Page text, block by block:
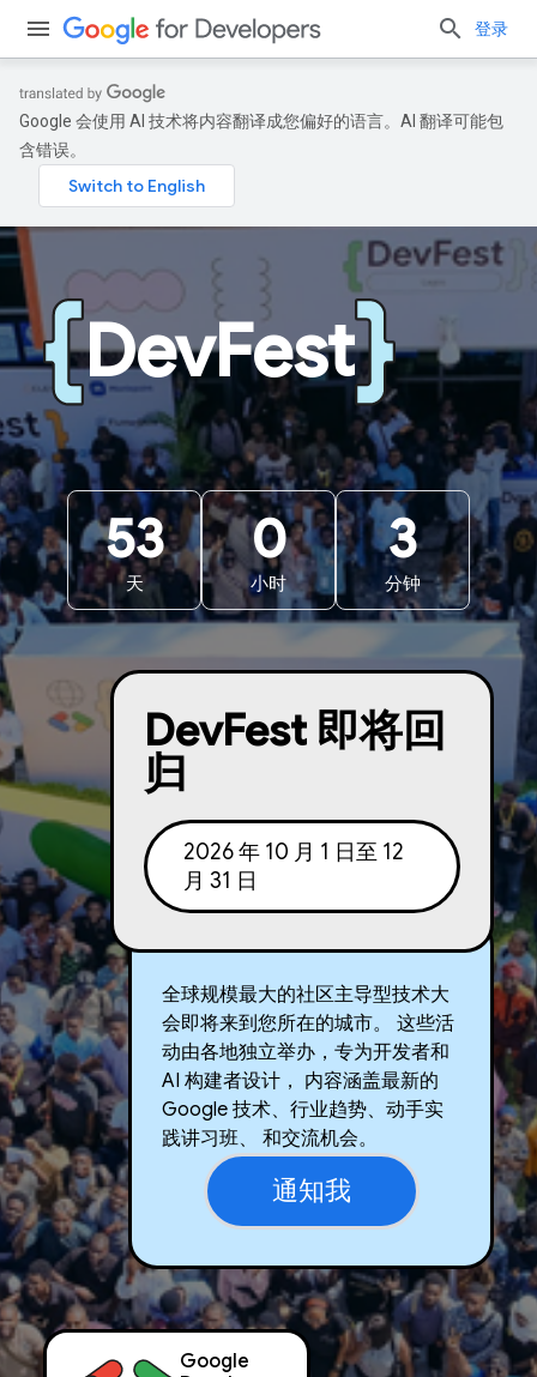
登录
Google 会使用 AI 技术将内容翻译成您偏好的语言。AI 翻译可能包
含错误。
DevFest
53
天
0
小时
3
分钟
DevFest 即将回
归
2026 年 10 月 1 日至 12
月 31 日
全球规模最大的社区主导型技术大
会即将来到您所在的城市。 这些活
动由各地独立举办，专为开发者和
AI 构建者设计， 内容涵盖最新的
Google 技术、行业趋势、动手实
践讲习班、 和交流机会。
通知我
Google